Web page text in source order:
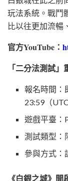
玩法系統。戰鬥
比以往更加流暢
官方YouTube ：
「二分法測試
報名時間：
23:59（
遊戲平臺：
測試類型：
參與方式：
《白銀之城》開